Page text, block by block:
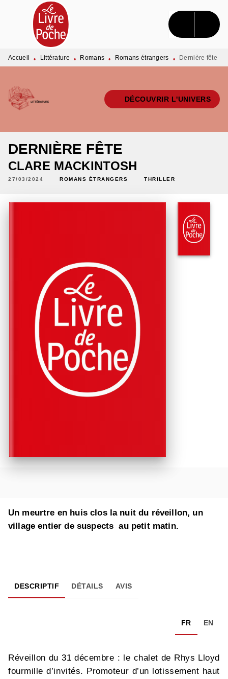
MENU RECHERCHE CONTENU
PIED DE PAGE
Accueil • Littérature • Romans • Romans étrangers • Dernière fête
DÉCOUVRIR L'UNIVERS
DERNIÈRE FÊTE
CLARE MACKINTOSH
27/03/2024 ROMANS ÉTRANGERS THRILLER
Un meurtre en huis clos la nuit du réveillon, un
village entier de suspects au petit matin.
DESCRIPTIF DÉTAILS AVIS
FR EN
Réveillon du 31 décembre : le chalet de Rhys Lloyd
fourmille d’invités. Promoteur d’un lotissement haut